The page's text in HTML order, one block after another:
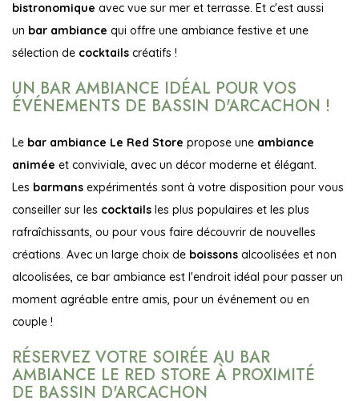
bistronomique avec vue sur mer et terrasse. Et c'est aussi
un bar ambiance qui offre une ambiance festive et une
sélection de cocktails créatifs !
UN BAR AMBIANCE IDÉAL POUR VOS
ÉVÉNEMENTS DE BASSIN D'ARCACHON !
Le bar ambiance Le Red Store propose une ambiance
animée et conviviale, avec un décor moderne et élégant.
Les barmans expérimentés sont à votre disposition pour vous
conseiller sur les cocktails les plus populaires et les plus
rafraîchissants, ou pour vous faire découvrir de nouvelles
créations. Avec un large choix de boissons alcoolisées et non
alcoolisées, ce bar ambiance est l'endroit idéal pour passer un
moment agréable entre amis, pour un événement ou en
couple !
RÉSERVEZ VOTRE SOIRÉE AU BAR
AMBIANCE LE RED STORE À PROXIMITÉ
DE BASSIN D'ARCACHON